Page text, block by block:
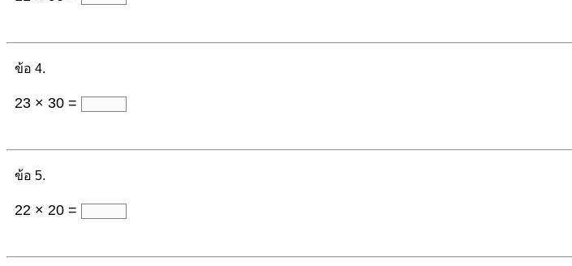
ข้อ 4.
23 × 30 =
ข้อ 5.
22 × 20 =